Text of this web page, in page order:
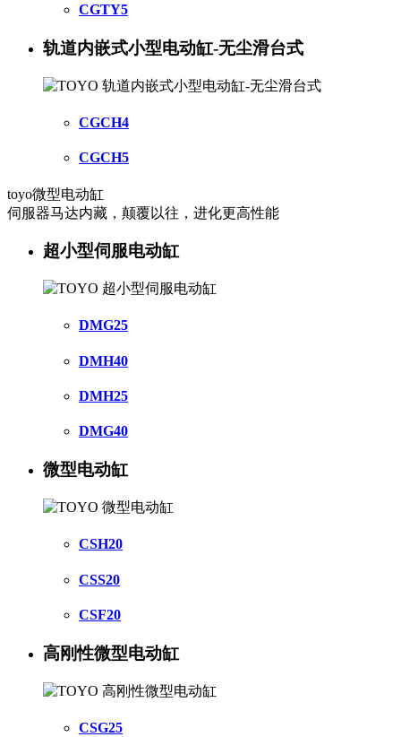
CGTY5
轨道内嵌式小型电动缸-无尘滑台式
CGCH4
CGCH5
toyo微型电动缸
伺服器马达内藏，颠覆以往，进化更高性能
超小型伺服电动缸
DMG25
DMH40
DMH25
DMG40
微型电动缸
CSH20
CSS20
CSF20
高刚性微型电动缸
CSG25